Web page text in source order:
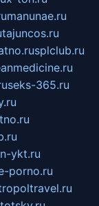
manunae.ru
tajuncos.ru
splclub.ru
seks-365.ru
ykt.ru
porno.ru